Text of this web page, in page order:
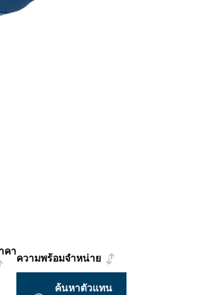
คา
ความพร้อมจำหน่าย
ค้นหาตัวแทน